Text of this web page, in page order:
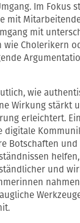
Im Fokus
mit
mit
wie Cholerikern
wie
Wirkung stärkt
erleichtert.
digitale
Botschaften
und